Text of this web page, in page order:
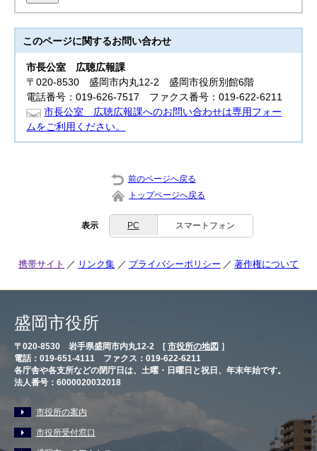
このページに関するお問い合わせ
市長公室 広聴広報課
〒020-8530 盛岡市内丸12-2 盛岡市役所別館6階
電話番号：019-626-7517 ファクス番号：019-622-6211
市長公室 広聴広報課へのお問い合わせは専用フォー
ムをご利用ください。
前のページへ戻る
トップページへ戻る
表示 PC スマートフォン
携帯サイト リンク集 プライバシーポリシー 著作権について
盛岡市役所
〒020-8530 岩手県盛岡市内丸12-2 [ 市役所の地図 ］
電話：019-651-4111 ファクス：019-622-6211
各庁舎や各支所などの閉庁日は、土曜・日曜日と祝日、年末年始です。
法人番号：6000020032018
市役所の案内
市役所受付窓口